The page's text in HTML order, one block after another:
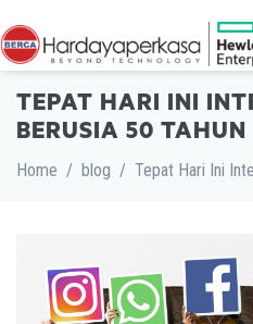
TEPAT HARI INI
BERUSIA 50 TAHUN
Home / blog / Tepat Hari Ini